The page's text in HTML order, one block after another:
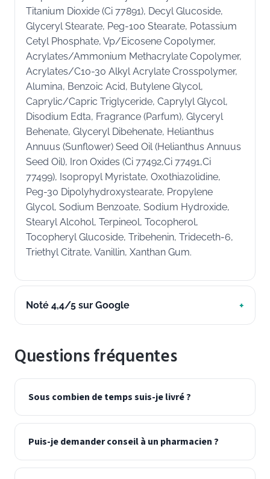
Titanium Dioxide (Ci 77891), Decyl Glucoside,
Glyceryl Stearate, Peg-100 Stearate, Potassium
Cetyl Phosphate, Vp/Eicosene Copolymer,
Acrylates/Ammonium Methacrylate Copolymer,
Acrylates/C10-30 Alkyl Acrylate Crosspolymer,
Alumina, Benzoic Acid, Butylene Glycol,
Caprylic/Capric Triglyceride, Caprylyl Glycol,
Disodium Edta, Fragrance (Parfum), Glyceryl
Behenate, Glyceryl Dibehenate, Helianthus
Annuus (Sunflower) Seed Oil (Helianthus Annuus
Seed Oil), Iron Oxides (Ci 77492,Ci 77491,Ci
77499), Isopropyl Myristate, Oxothiazolidine,
Peg-30 Dipolyhydroxystearate, Propylene
Glycol, Sodium Benzoate, Sodium Hydroxide,
Stearyl Alcohol, Terpineol, Tocopherol,
Tocopheryl Glucoside, Tribehenin, Trideceth-6,
Triethyl Citrate, Vanillin, Xanthan Gum.
Noté 4,4/5 sur Google
Questions fréquentes
Sous combien de temps suis-je livré ?
Puis-je demander conseil à un pharmacien ?